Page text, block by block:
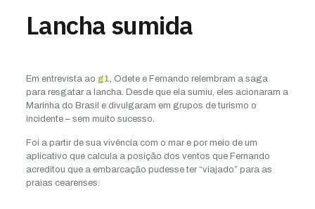
Lancha sumida
Em entrevista ao g1, Odete e Fernando relembram a saga
para resgatar a lancha. Desde que ela sumiu, eles acionaram a
Marinha do Brasil e divulgaram em grupos de turismo o
incidente – sem muito sucesso.
Foi a partir de sua vivência com o mar e por meio de um
aplicativo que calcula a posição dos ventos que Fernando
acreditou que a embarcação pudesse ter “viajado” para as
praias cearenses.